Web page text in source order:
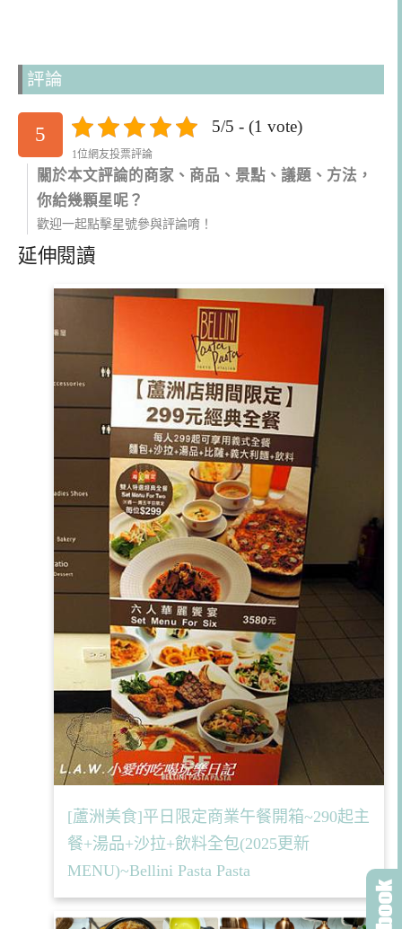
評論
5 5/5 - (1 vote)
1位網友投票評論
關於本文評論的商家、商品、景點、議題、方法，
你給幾顆星呢？
歡迎一起點擊星號參與評論唷！
延伸閱讀
[蘆洲美食]平日限定商業午餐開箱~290起主
餐+湯品+沙拉+飲料全包(2025更新
MENU)~Bellini Pasta Pasta